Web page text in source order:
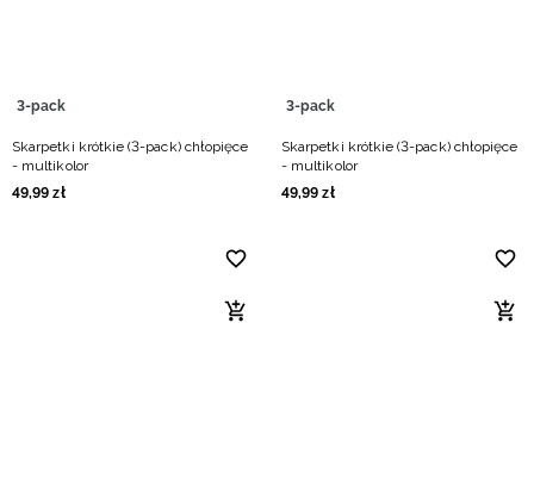
3-pack
Skarpetki krótkie (3-pack) chłopięce
- multikolor
49,99 zł
3-pack
Skarpetki krótkie (3-pack) chłopięce
- multikolor
49,99 zł